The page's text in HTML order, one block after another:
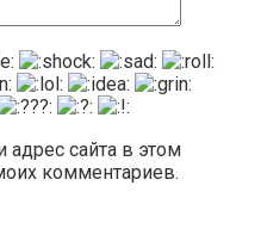
адрес сайта в этом
комментариев.